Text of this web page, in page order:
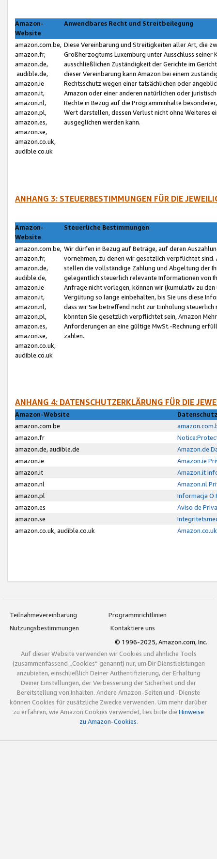
Amazon-
Website
Anwendbares Recht und Streitbeilegung
amazon.com.be,
amazon.fr,
amazon.de,
audible.de,
amazon.ie
amazon.it,
amazon.nl,
amazon.pl,
amazon.es,
amazon.se,
amazon.co.uk,
audible.co.uk
Diese Vereinbarung und Streitigkeiten aller Art, die
Großherzogtums Luxemburg unter Ausschluss
ausschließlichen Zuständigkeit der Gerichte im
dieser Vereinbarung kann Amazon bei einem
Rechtsschutz wegen einer tatsächlichen oder
Amazon oder einer anderen natürlichen oder
Rechte in Bezug auf die Programminhalte
Wert darstellen, dessen Verlust nicht ohne Weiteres
ausgeglichen werden kann.
ANHANG 3: STEUERBESTIMMUNGEN FÜR DIE
Amazon-
Website
Steuerliche Bestimmungen
amazon.com.be,
amazon.fr,
amazon.de,
audible.de,
amazon.ie
amazon.it,
amazon.nl,
amazon.pl,
amazon.es,
amazon.se,
amazon.co.uk,
audible.co.uk
Wir dürfen in Bezug auf Beträge, auf deren
vornehmen, zu denen wir gesetzlich verpflichtet
stellen die vollständige Zahlung und Abgeltung der
gelegentlich steuerlich relevante Informationen von
Anfrage nicht vorlegen, können wir (kumulativ zu
Vergütung so lange einbehalten, bis Sie uns diese
dass wir Sie betreffend nicht zur Einholung
könnten Sie gesetzlich verpflichtet sein, Amazon
Anforderungen an eine gültige MwSt.-Rechnung
zahlen.
ANHANG 4: DATENSCHUTZERKLÄRUNG FÜR DIE
Amazon-Website
amazon.com.be
amazon.fr
amazon.de, audible.de
Amazon.de
amazon.ie
Amazon.ie
amazon.it
Amazon.it
amazon.nl
Amazon.nl
amazon.pl
Informacja O
amazon.es
Aviso de
amazon.se
amazon.co.uk, audible.co.uk
Teilnahmevereinbarung
Programmrichtlinien
Nutzungsbestimmungen
Kontaktiere uns
© 1996-2025, Amazon.com, Inc.
Auf dieser Website verwenden wir Cookies und ähnliche Tools
(zusammenfassend „Cookies“ genannt) nur, um Dir Dienstleistungen
anzubieten, einschließlich Deiner Authentifizierung, der Erhaltung
Deiner Einstellungen, der Verbesserung der Sicherheit und der
Bereitstellung von Inhalten. Andere Amazon-Seiten und -Dienste
können Cookies für zusätzliche Zwecke verwenden. Um mehr darüber
zu erfahren, wie Amazon Cookies verwendet, lies bitte die Hinweise
zu Amazon-Cookies.